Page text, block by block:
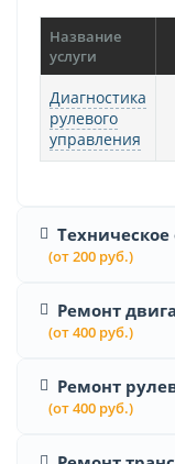
Название
услуги
Диагностика
рулевого
управления
(от 200 руб.)
Ремонт
(от 400 руб.)
Ремонт
(от 400 руб.)